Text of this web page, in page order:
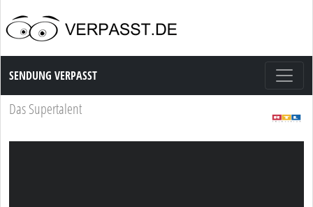
Sendung Verpasst
SENDUNG VERPASST
Das Supertalent